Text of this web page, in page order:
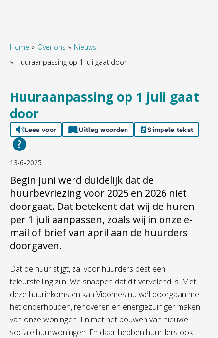
Home Over ons
Nieuws
Huuraanpassing op 1 juli gaat door
Huuraanpassing op 1 juli gaat
door
Lees voor Uitleg woorden Simpele tekst
13-6-2025
Begin juni werd duidelijk dat de
huurbevriezing voor 2025 en 2026 niet
doorgaat. Dat betekent dat wij de huren
per 1 juli aanpassen, zoals wij in onze e-
mail of brief van april aan de huurders
doorgaven.
Dat de huur stijgt, zal voor huurders best een
teleurstelling zijn. We snappen dat dit vervelend is. Met
deze huurinkomsten kan Vidomes nu wél doorgaan met
het onderhouden, renoveren en energiezuiniger maken
van onze woningen. En met het bouwen van nieuwe
sociale huurwoningen. En daar hebben huurders ook